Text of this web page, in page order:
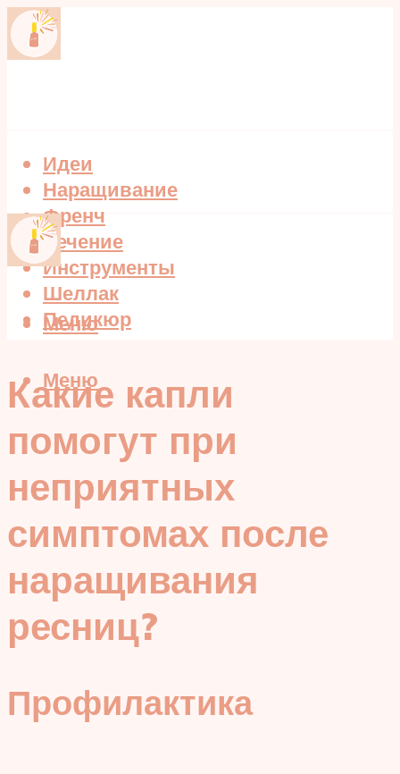
Идеи
Наращивание
Френч
Лечение
Инструменты
Шеллак
Педикюр
Меню
Меню
Какие капли
помогут при
неприятных
симптомах после
наращивания
ресниц?
Профилактика